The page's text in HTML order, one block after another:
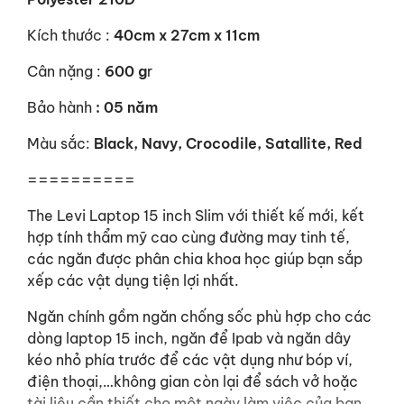
Kích thước : 40cm x 27cm x 11cm
Cân nặng : 600 gr
Bảo hành : 05 năm
Màu sắc: Black, Navy, Crocodile, Satallite, Red
==========
The Levi Laptop 15 inch Slim với thiết kế mới, kết
hợp tính thẩm mỹ cao cùng đường may tinh tế,
các ngăn được phân chia khoa học giúp bạn sắp
xếp các vật dụng tiện lợi nhất.
Ngăn chính gồm ngăn chống sốc phù hợp cho các
dòng laptop 15 inch, ngăn để Ipab và ngăn dây
kéo nhỏ phía trước để các vật dụng như bóp ví,
điện thoại,…không gian còn lại để sách vở hoặc